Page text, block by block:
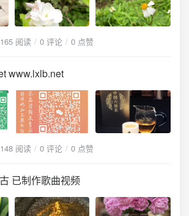
165 阅读 0 评论 0 点赞
来些六堡 lxlb.net www.lxlb.net
148 阅读 0 评论 0 点赞
满江红 · 崖山怀古 已制作歌曲视频